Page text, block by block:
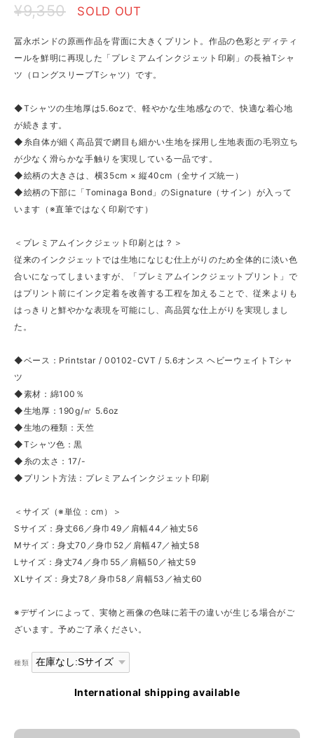
¥9,350 SOLD OUT
冨永ボンドの原画作品を背面に大きくプリント。作品の色彩とディティ
ールを鮮明に再現した「プレミアムインクジェット印刷」の長袖Tシャ
ツ（ロングスリーブTシャツ）です。
◆Tシャツの生地厚は5.6ozで、軽やかな生地感なので、快適な着心地
が続きます。
◆糸自体が細く高品質で網目も細かい生地を採用し生地表面の毛羽立ち
が少なく滑らかな手触りを実現している一品です。
◆絵柄の大きさは、横35cm × 縦40cm（全サイズ統一）
◆絵柄の下部に「Tominaga Bond」のSignature（サイン）が入って
います（※直筆ではなく印刷です）
＜プレミアムインクジェット印刷とは？＞
従来のインクジェットでは生地になじむ仕上がりのため全体的に淡い色
合いになってしまいますが、「プレミアムインクジェットプリント」で
はプリント前にインク定着を改善する工程を加えることで、従来よりも
はっきりと鮮やかな表現を可能にし、高品質な仕上がりを実現しまし
た。
◆ベース：Printstar / 00102-CVT / 5.6オンス ヘビーウェイトTシャ
ツ
◆素材：綿100％
◆生地厚：190g/㎡ 5.6oz
◆生地の種類：天竺
◆Tシャツ色：黒
◆糸の太さ：17/-
◆プリント方法：プレミアムインクジェット印刷
＜サイズ（※単位：cm）＞
Sサイズ：身丈66／身巾49／肩幅44／袖丈56
Mサイズ：身丈70／身巾52／肩幅47／袖丈58
Lサイズ：身丈74／身巾55／肩幅50／袖丈59
XLサイズ：身丈78／身巾58／肩幅53／袖丈60
※デザインによって、実物と画像の色味に若干の違いが生じる場合がご
ざいます。予めご了承ください。
種類
International shipping available